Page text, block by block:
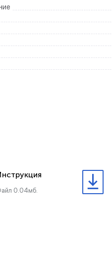
0.04мб.